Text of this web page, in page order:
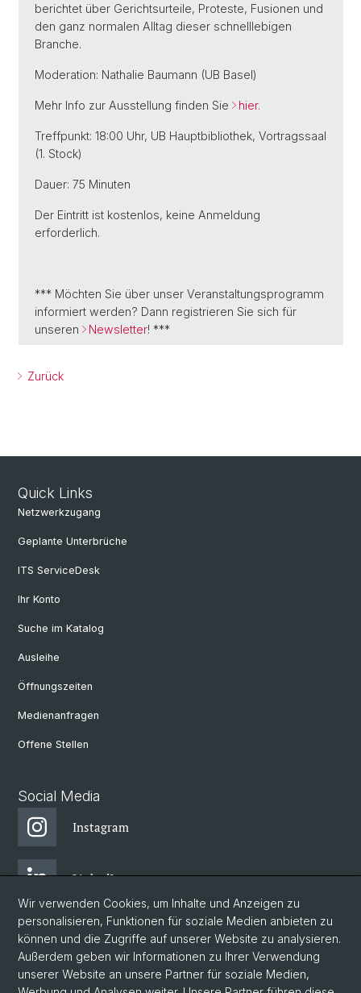
berichtet über Gerichtsurteile, Proteste, Fusionen und
den ganz normalen Alltag dieser schnelllebigen
Branche.
Moderation: Nathalie Baumann (UB Basel)
Mehr Info zur Ausstellung finden Sie hier.
Treffpunkt: 18:00 Uhr, UB Hauptbibliothek, Vortragssaal
(1. Stock)
Dauer: 75 Minuten
Der Eintritt ist kostenlos, keine Anmeldung
erforderlich.
*** Möchten Sie über unser Veranstaltungsprogramm
informiert werden? Dann registrieren Sie sich für
unseren
Newsletter! ***
Zurück
Quick Links
Netzwerkzugang
Geplante Unterbrüche
ITS ServiceDesk
Ihr Konto
Suche im Katalog
Ausleihe
Öffnungszeiten
Medienanfragen
Offene Stellen
Social Media
Instagram
LinkedIn
Facebook
Bluesky
Wir verwenden Cookies, um Inhalte und Anzeigen zu
personalisieren, Funktionen für soziale Medien anbieten zu
können und die Zugriffe auf unserer Website zu analysieren.
Außerdem geben wir Informationen zu Ihrer Verwendung
unserer Website an unsere Partner für soziale Medien,